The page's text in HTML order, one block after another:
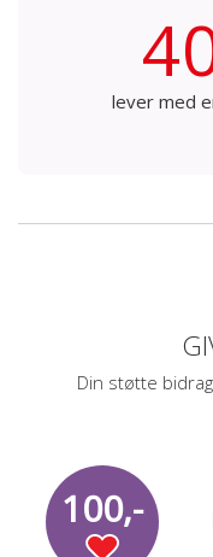
lever med
Din støtte
100,-